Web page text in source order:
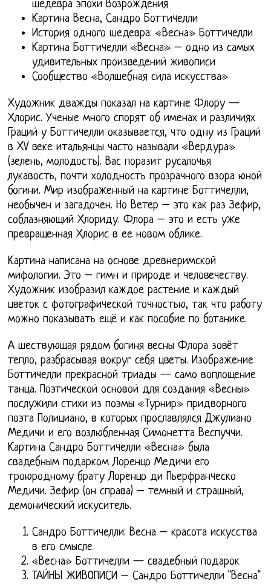
шедевра эпохи Возрождения
Картина Весна, Сандро Боттичелли
История одного шедевра: «Весна» Боттичелли
Картина Боттичелли «Весна» – одно из самых
удивительных произведений живописи
Сообщество «Волшебная сила искусства»
Художник дважды показал на картине Флору —
Хлорис. Ученые много спорят об именах и различиях
Граций у Боттичелли оказывается, что одну из Граций
в XV веке итальянцы часто называли «Вердура»
(зелень, молодость). Вас поразит русалочья
лукавость, почти холодность прозрачного взора юной
богини. Мир изображенный на картине Боттичелли,
необычен и загадочен. Но Ветер – это как раз Зефир,
соблазняющий Хлориду. Флора – это и есть уже
превращенная Хлорис в ее новом облике.
Картина написана на основе древнеримской
мифологии. Это – гимн и природе и человечеству.
Художник изобразил каждое растение и каждый
цветок с фотографической точностью, так что работу
можно показывать ещё и как пособие по ботанике.
А шествующая рядом богиня весны Флора зовёт
тепло, разбрасывая вокруг себя цветы. Изображение
Боттичелли прекрасной триады — само воплощение
танца. Поэтической основой для создания «Весны»
послужили стихи из поэмы «Турнир» придворного
поэта Полициано, в которых прославлялся Джулиано
Медичи и его возлюбленная Симонетта Веспуччи.
Картина Сандро Боттичелли «Весна» была
свадебным подарком Лоренцо Медичи его
троюродному брату Лоренцо ди Пьерфранческо
Медичи. Зефир (он справа) – темный и страшный,
демонический искуситель.
Сандро Боттичелли: Весна – красота искусства
в его смысле
«Весна» Боттичелли — свадебный подарок
ТАЙНЫ ЖИВОПИСИ – Сандро Боттичелли "Весна"